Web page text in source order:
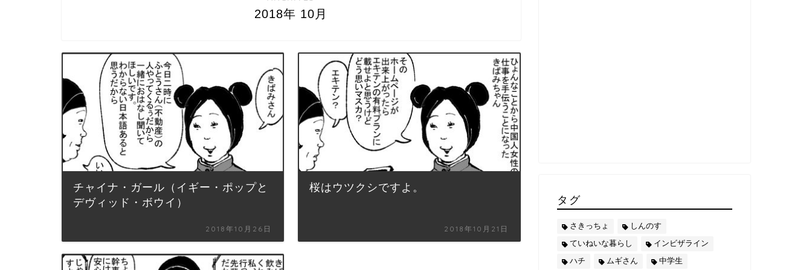
2018年 10月
チャイナ・ガール（イギー・ポップと
デヴィッド・ボウイ）
2018年10月26日
桜はウツクシですよ。
2018年10月21日
タグ
さきっちょ
しんのす
ていねいな暮らし
インビザライン
ハチ
ムギさん 中学生